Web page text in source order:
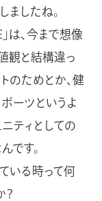
ましたね。
は、今まで想像
観と結構違っ
のためとか、健
ーツというよ
ニティとしての
です。
いる時って何